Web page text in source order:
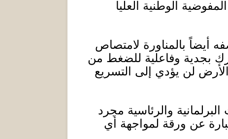
الوطنية العليا
أيضاً بالمناورة لامتصاص
بجدية وفاعلية للضغط من
لن يؤدي إلى التسريع
والرئاسية مجرد
عن ورقة لمواجهة أي